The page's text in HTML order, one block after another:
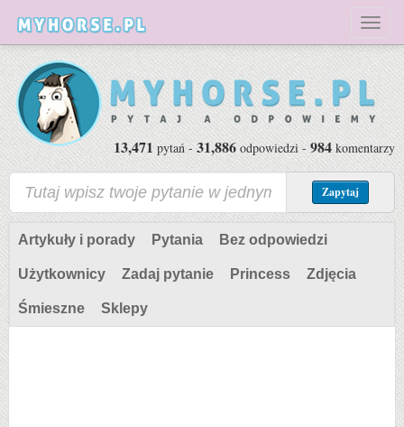
Toggle
13,471pytań -31,886odpowiedzi -984komentarzy
Zapytaj
Artykuły i porady Pytania Bez odpowiedzi
Użytkownicy Zadaj pytanie Princess Zdjęcia
Śmieszne Sklepy